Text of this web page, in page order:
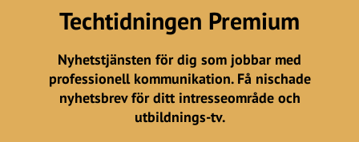
Techtidningen Premium
Nyhetstjänsten för dig som jobbar med
professionell kommunikation. Få nischade
nyhetsbrev för ditt intresseområde och
utbildnings-tv.